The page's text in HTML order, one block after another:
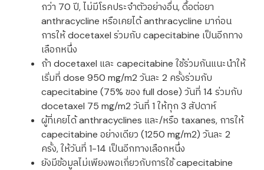
กว่า 70 ปี, ไม่มีโรคประจำตัวอย่างอื่น, ดื้อต่อยา
anthracycline หรือเคยได้ anthracycline มาก่อน
การให้ docetaxel ร่วมกับ capecitabine เป็นอีกทาง
เลือกหนึ่ง
ถ้า docetaxel และ capecitabine ใช้ร่วมกันแนะนำให้
เริ่มที่ dose 950 mg/m2 วันละ 2 ครั้งร่วมกับ
capecitabine (75% ของ full dose) วันที่ 14 ร่วมกับ
docetaxel 75 mg/m2 วันที่ 1 ให้ทุก 3 สัปดาห์
ผู้ที่เคยได้ anthracyclines และ/หรือ taxanes, การให้
capecitabine อย่างเดียว (1250 mg/m2) วันละ 2
ครั้ง, ให้วันที่ 1-14 เป็นอีกทางเลือกหนึ่ง
ยังมีข้อมูลไม่เพียงพอเกี่ยวกับการใช้ capecitabine